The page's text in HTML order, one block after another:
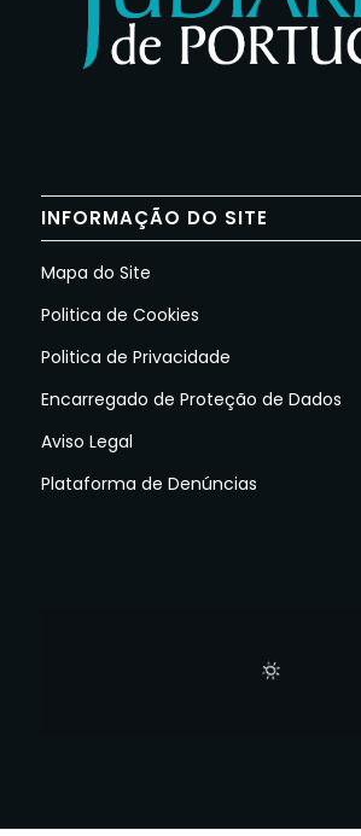
INFORMAÇÃO DO SITE
Mapa do Site
Politica de Cookies
Politica de Privacidade
Encarregado de Proteção de Dados
Aviso Legal
Plataforma de Denúncias